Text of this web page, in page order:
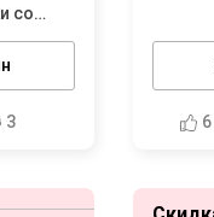
со
3 6